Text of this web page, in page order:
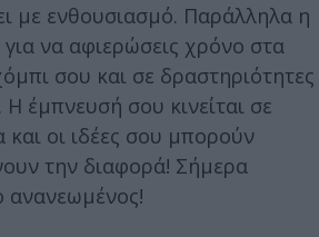
με ενθουσιασμό. Παράλληλα η
να αφιερώσεις χρόνο στα
σου και σε δραστηριότητες
έμπνευσή σου κινείται σε
και οι ιδέες σου μπορούν
την διαφορά! Σήμερα
ανανεωμένος!